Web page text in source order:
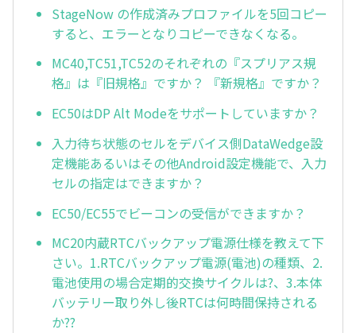
StageNow の作成済みプロファイルを5回コピー
すると、エラーとなりコピーできなくなる。
MC40,TC51,TC52のそれぞれの『スプリアス規
格』は『旧規格』ですか？ 『新規格』ですか？
EC50はDP Alt Modeをサポートしていますか？
入力待ち状態のセルをデバイス側DataWedge設
定機能あるいはその他Android設定機能で、入力
セルの指定はできますか？
EC50/EC55でビーコンの受信ができますか？
MC20内蔵RTCバックアップ電源仕様を教えて下
さい。1.RTCバックアップ電源(電池)の種類、2.
電池使用の場合定期的交換サイクルは?、3.本体
バッテリー取り外し後RTCは何時間保持される
か??